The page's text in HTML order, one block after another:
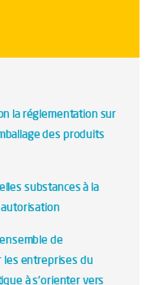
la réglementation sur
des produits
substances à la
de
les entreprises du
à s’orienter vers